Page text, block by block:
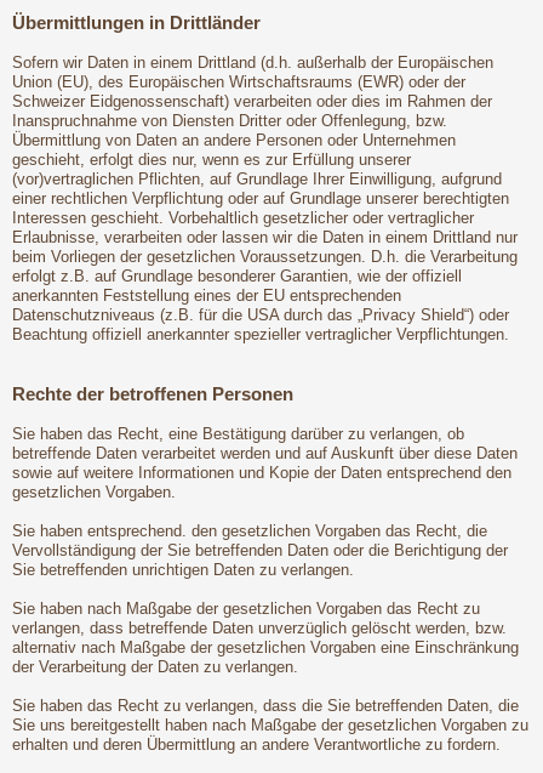
Übermittlungen in Drittländer
Sofern wir Daten in einem Drittland (d.h. außerhalb der Europäischen
Union (EU), des Europäischen Wirtschaftsraums (EWR) oder der
Schweizer Eidgenossenschaft) verarbeiten oder dies im Rahmen der
Inanspruchnahme von Diensten Dritter oder Offenlegung, bzw.
Übermittlung von Daten an andere Personen oder Unternehmen
geschieht, erfolgt dies nur, wenn es zur Erfüllung unserer
(vor)vertraglichen Pflichten, auf Grundlage Ihrer Einwilligung, aufgrund
einer rechtlichen Verpflichtung oder auf Grundlage unserer berechtigten
Interessen geschieht. Vorbehaltlich gesetzlicher oder vertraglicher
Erlaubnisse, verarbeiten oder lassen wir die Daten in einem Drittland nur
beim Vorliegen der gesetzlichen Voraussetzungen. D.h. die Verarbeitung
erfolgt z.B. auf Grundlage besonderer Garantien, wie der offiziell
anerkannten Feststellung eines der EU entsprechenden
Datenschutzniveaus (z.B. für die USA durch das „Privacy Shield“) oder
Beachtung offiziell anerkannter spezieller vertraglicher Verpflichtungen.
Rechte der betroffenen Personen
Sie haben das Recht, eine Bestätigung darüber zu verlangen, ob
betreffende Daten verarbeitet werden und auf Auskunft über diese Daten
sowie auf weitere Informationen und Kopie der Daten entsprechend den
gesetzlichen Vorgaben.
Sie haben entsprechend. den gesetzlichen Vorgaben das Recht, die
Vervollständigung der Sie betreffenden Daten oder die Berichtigung der
Sie betreffenden unrichtigen Daten zu verlangen.
Sie haben nach Maßgabe der gesetzlichen Vorgaben das Recht zu
verlangen, dass betreffende Daten unverzüglich gelöscht werden, bzw.
alternativ nach Maßgabe der gesetzlichen Vorgaben eine Einschränkung
der Verarbeitung der Daten zu verlangen.
Sie haben das Recht zu verlangen, dass die Sie betreffenden Daten, die
Sie uns bereitgestellt haben nach Maßgabe der gesetzlichen Vorgaben zu
erhalten und deren Übermittlung an andere Verantwortliche zu fordern.